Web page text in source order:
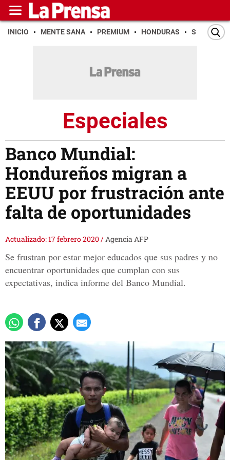
INICIO MENTE SANA PREMIUM HONDURAS SAN PEDRO
Especiales
Banco Mundial:
Hondureños migran a
EEUU por frustración ante
falta de oportunidades
Actualizado: 17 febrero 2020/Agencia AFP
Se frustran por estar mejor educados que sus padres y no
encuentrar oportunidades que cumplan con sus
expectativas, indica informe del Banco Mundial.